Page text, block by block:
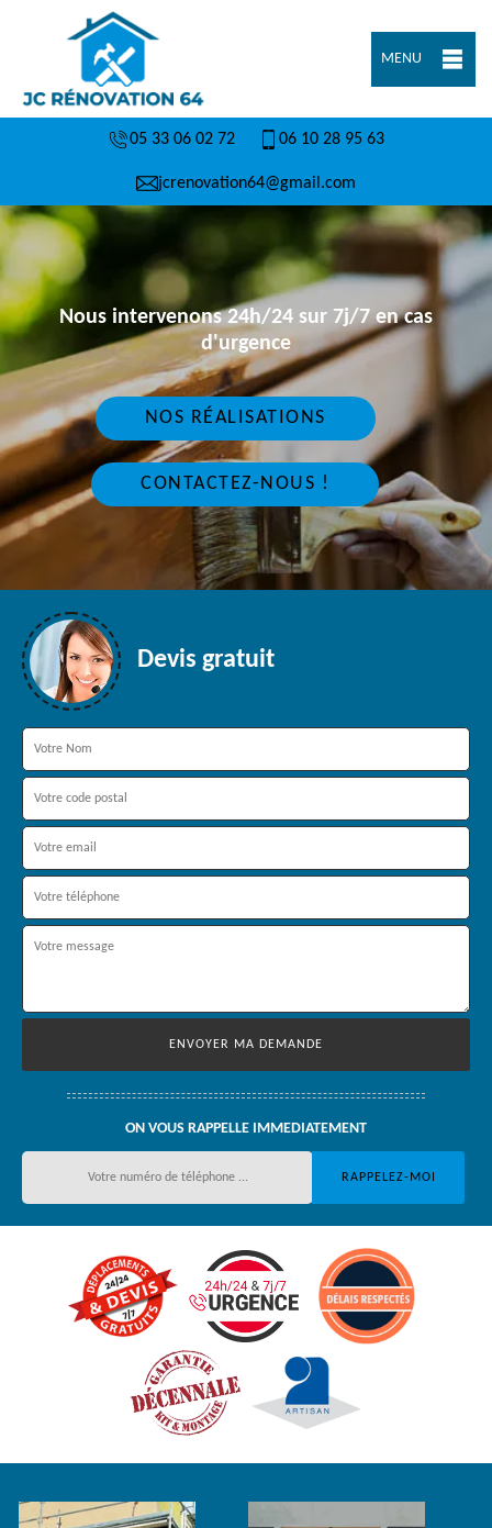
MENU
05 33 06 02 72 06 10 28 95 63
jcrenovation64@gmail.com
Nous intervenons 24h/24 sur 7j/7 en cas
d'urgence
NOS RÉALISATIONS
CONTACTEZ-NOUS !
Devis gratuit
ON VOUS RAPPELLE IMMEDIATEMENT